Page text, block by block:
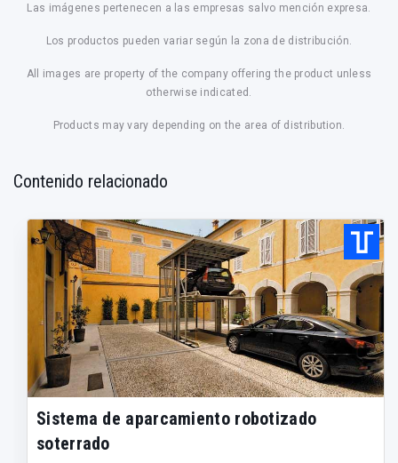
Las imágenes pertenecen a las empresas salvo mención expresa.
Los productos pueden variar según la zona de distribución.
All images are property of the company offering the product unless
otherwise indicated.
Products may vary depending on the area of distribution.
Contenido relacionado
Sistema de aparcamiento robotizado
soterrado